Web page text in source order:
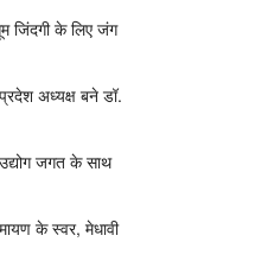
जिंदगी के लिए जंग
अध्यक्ष बने डॉ.
जगत के साथ
के स्वर, मेधावी